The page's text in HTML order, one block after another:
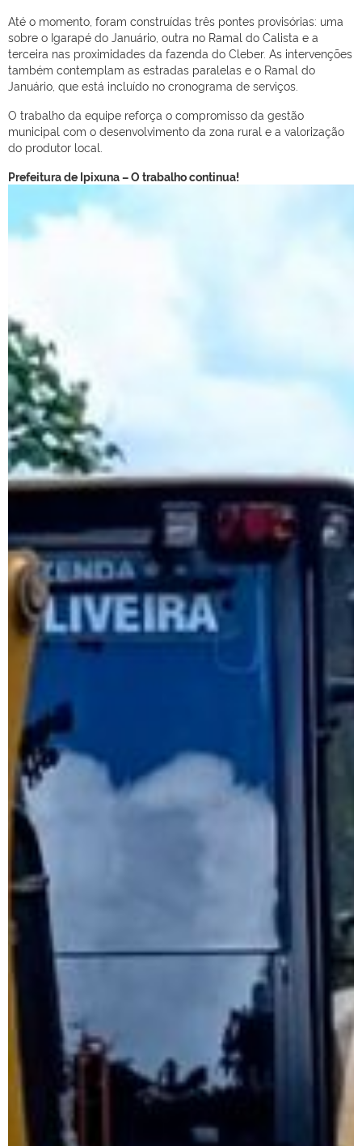
Até o momento, foram construídas três pontes provisórias: uma
sobre o Igarapé do Januário, outra no Ramal do Calista e a
terceira nas proximidades da fazenda do Cleber. As intervenções
também contemplam as estradas paralelas e o Ramal do
Januário, que está incluído no cronograma de serviços.
O trabalho da equipe reforça o compromisso da gestão
municipal com o desenvolvimento da zona rural e a valorização
do produtor local.
Prefeitura de Ipixuna – O trabalho continua!